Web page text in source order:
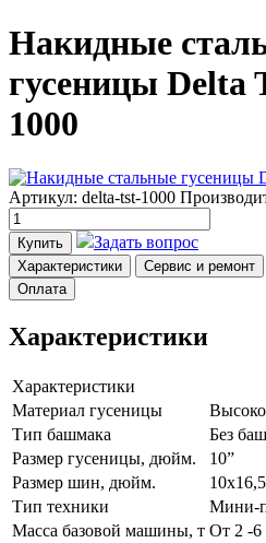
Накидные
гусеницы Delta
1000
Артикул: delta-tst-1000
Купить Задать вопрос
Характеристики Сервис и ремонт
Оплата
Характеристики
Характеристики
Материал гусеницы
Тип башмака
Без
Размер гусеницы, дюйм.
10”
Размер шин, дюйм.
10х16,5
Тип техники
Мини-
Масса базовой машины, т От 2 -6